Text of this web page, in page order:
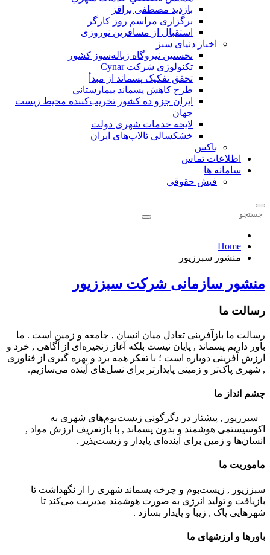
بازدید مصطفی براقز
برگزاری مراسم روز کارگر
استقبال از مسافرین نوروزی
اخبار دنیای سبز
نخستین نیروگاه زباله‌سوز کشور
تکنولوژی شرکت Cynar
تحقق تفکیک پسماند از مبدأ
طرح کاهش پسماند بیمارستانی
ايران جزو ده كشور تخريب‌كننده محيط زيست
جهان
لایحه خدمات شهری دولت
خشکسالی تالاب‌های ایران
باکس
اطلاعات تماس
سامانه ها
فیش حقوقی
Home
منشور سبززیور
منشور سازمانی شرکت سبززیور
رسالت ما
رسالت ما بازآفرینی تعادل میان انسان , جامعه و زمین است . ما
باور داریم پسماند , پایان نیست بلکه آغاز زنجیره‌ای از آگاهی , خرد و
ارزش آفرینی دوباره است ؛ با تفکر همه برد و بهره گیری از فناوری
, شهری پاک‌تر و زمینی پایدارتر برای نسل‌های آینده می‌سازیم.
چشم انداز ما
سبززیور , پیشتاز در دگرگونی زیست‌بوم‌های شهری به
اکوسیستمی هوشمند و بدون پسماند , با بازتعریف ارزش مواد ,
انسان‌ها و زمین برای آینده‌ای پایدار و زیست‌پذیر .
ماموريت ما
سبززیور , زیست‌بوم و چرخه پسماند شهری را از نگهداشت تا
بازیافت و تولید انرژی به صورت هوشمند مدیریت می‌کند تا
شهرهایی پاک , زیبا و پایدار بسازد .
باورها و ارزشهای ما